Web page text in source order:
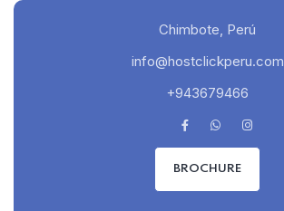
Chimbote, Perú
info@hostclickperu.com
+943679466
BROCHURE